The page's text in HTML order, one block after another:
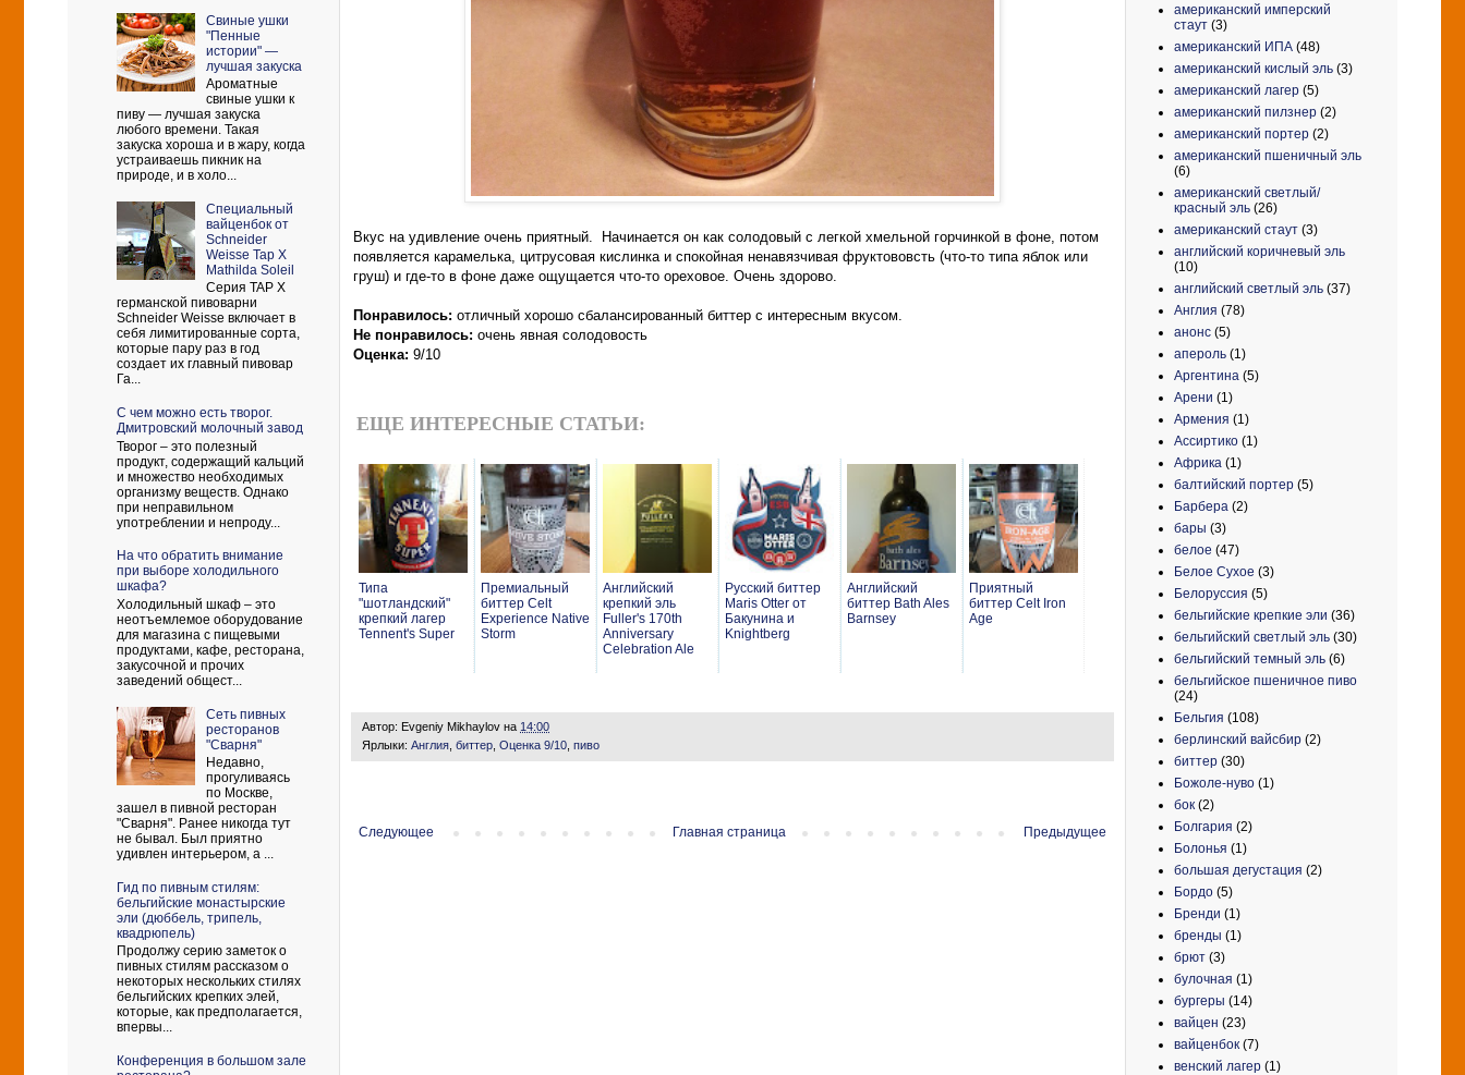
Вкус на удивление очень приятный. Начинается он как солодовый с легкой хмельной горчинкой в фоне, потом
появляется карамелька, цитрусовая кислинка и спокойная ненавязчивая фруктововсть (что-то типа яблок или
груш) и где-то в фоне даже ощущается что-то ореховое. Очень здорово.
Понравилось: отличный хорошо сбалансированный биттер с интересным вкусом.
Не понравилось: очень явная солодовость
Оценка: 9/10
ЕЩЕ ИНТЕРЕСНЫЕ СТАТЬИ:
Типа
"шотландский"
крепкий лагер
Tennent's Super
Премиальный
биттер Celt
Experience Native
Storm
Английский
крепкий эль
Fuller's 170th
Anniversary
Celebration Ale
Русский биттер
Maris Otter от
Бакунина и
Knightberg
Английский
биттер Bath Ales
Barnsey
Приятный
биттер Celt Iron
Age
Автор: Evgeniy Mikhaylov на 14:00
Ярлыки: Англия биттер Оценка 9/10 пиво
Следующее Предыдущее
Главная страница
Свиные ушки
"Пенные
истории" —
лучшая закуска
Ароматные
свиные ушки к
пиву — лучшая закуска
любого времени. Такая
закуска хороша и в жару, когда
устраиваешь пикник на
природе, и в холо...
Cпециальный
вайценбок от
Schneider
Weisse Tap X
Mathilda Soleil
Серия TAP X
германской пивоварни
Schneider Weisse включает в
себя лимитированные сорта,
которые пару раз в год
создает их главный пивовар
Га...
С чем можно есть творог.
Дмитровский молочный завод
Творог – это полезный
продукт, содержащий кальций
и множество необходимых
организму веществ. Однако
при неправильном
употреблении и непроду...
На что обратить внимание
при выборе холодильного
шкафа?
Холодильный шкаф – это
неотъемлемое оборудование
для магазина с пищевыми
продуктами, кафе, ресторана,
закусочной и прочих
заведений общест...
Сеть пивных
ресторанов
"Сварня"
Недавно,
прогуливаясь
по Москве,
зашел в пивной ресторан
"Сварня". Ранее никогда тут
не бывал. Был приятно
удивлен интерьером, а ...
Гид по пивным стилям:
бельгийские монастырские
эли (дюббель, трипель,
квадрюпель)
Продолжу серию заметок о
пивных стилям рассказом о
некоторых нескольких стилях
бельгийских крепких элей,
которые, как предполагается,
впервы...
Конференция в большом зале
американский имперский
стаут (3)
американский ИПА (48)
американский кислый эль (3)
американский лагер (5)
американский пилзнер (2)
американский портер (2)
американский пшеничный эль
(6)
американский светлый/
красный эль (26)
американский стаут (3)
английский коричневый эль
(10)
английский светлый эль (37)
Англия (78)
анонс (5)
апероль (1)
Аргентина (5)
Арени (1)
Армения (1)
Ассиртико (1)
Африка (1)
балтийский портер (5)
Барбера (2)
бары (3)
белое (47)
Белое Сухое (3)
Белоруссия (5)
бельгийские крепкие эли (36)
бельгийский светлый эль (30)
бельгийский темный эль (6)
бельгийское пшеничное пиво
(24)
Бельгия (108)
берлинский вайсбир (2)
биттер (30)
Божоле-нуво (1)
бок (2)
Болгария (2)
Болонья (1)
большая дегустация (2)
Бордо (5)
Бренди (1)
бренды (1)
брют (3)
булочная (1)
бургеры (14)
вайцен (23)
вайценбок (7)
венский лагер (1)